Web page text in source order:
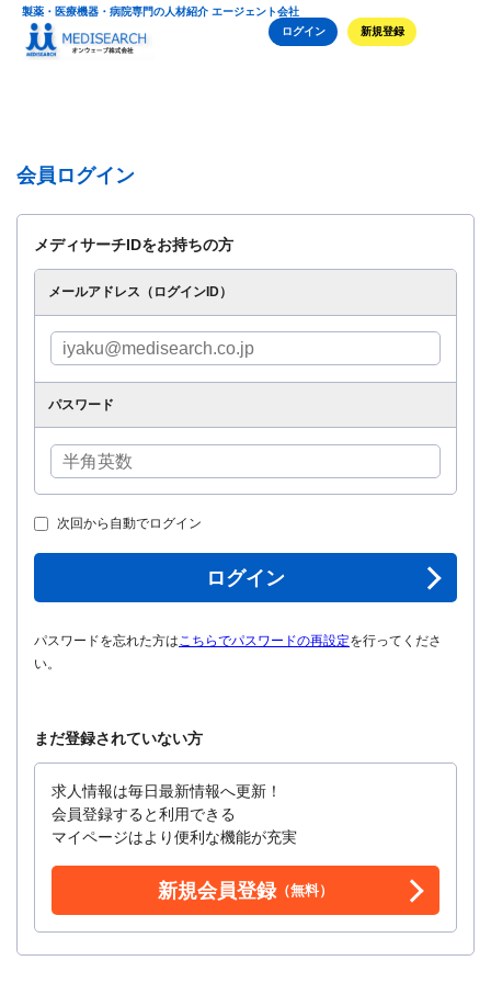
製薬・医療機器・病院専門の人材紹介 エージェント会社
ログイン
新規登録
会員ログイン
メディサーチIDをお持ちの方
メールアドレス（ログインID）
パスワード
次回から自動でログイン
ログイン
パスワードを忘れた方はこちらでパスワードの再設定を行ってくださ
い。
まだ登録されていない方
求人情報は毎日最新情報へ更新！
会員登録すると利用できる
マイページはより便利な機能が充実
新規会員登録（無料）